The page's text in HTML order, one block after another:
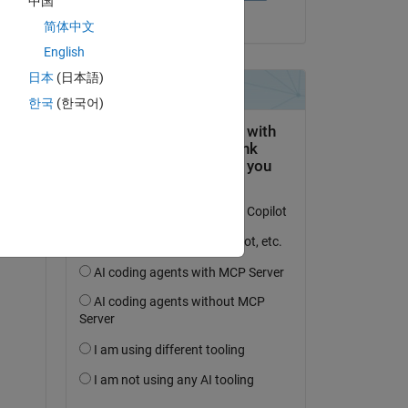
简体中文
English
日本 (日本語)
한국 (한국어)